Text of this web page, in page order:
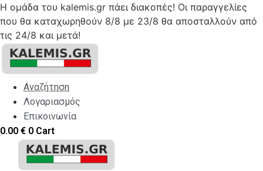
Η ομάδα του kalemis.gr πάει διακοπές! Οι παραγγελίες
που θα καταχωρηθούν 8/8 με 23/8 θα αποσταλλούν από
τις 24/8 και μετά!
Skip
content
Αναζήτηση
Λογαριασμός
Επικοινωνία
0.00 € 0 Cart